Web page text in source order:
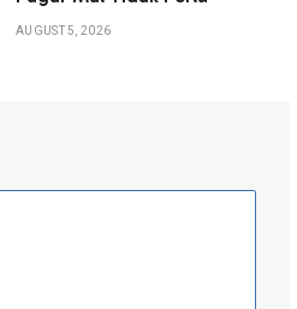
AUGUST 5, 2026